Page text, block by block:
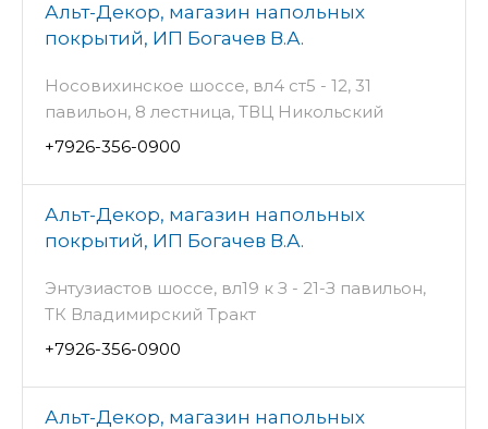
Альт-Декор, магазин напольных
покрытий, ИП Богачев В.А.
Носовихинское шоссе, вл4 ст5 - 12, 31
павильон, 8 лестница, ТВЦ Никольский
+7926-356-0900
Альт-Декор, магазин напольных
покрытий, ИП Богачев В.А.
Энтузиастов шоссе, вл19 к З - 21-З павильон,
ТК Владимирский Тракт
+7926-356-0900
Альт-Декор, магазин напольных